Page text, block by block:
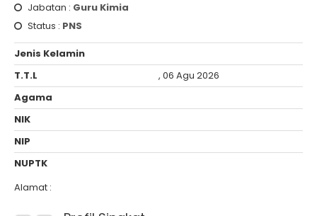
Jabatan : Guru Kimia
Status : PNS
Jenis Kelamin
T.T.L
, 06 Agu 2026
Agama
NIK
NIP
NUPTK
Alamat :